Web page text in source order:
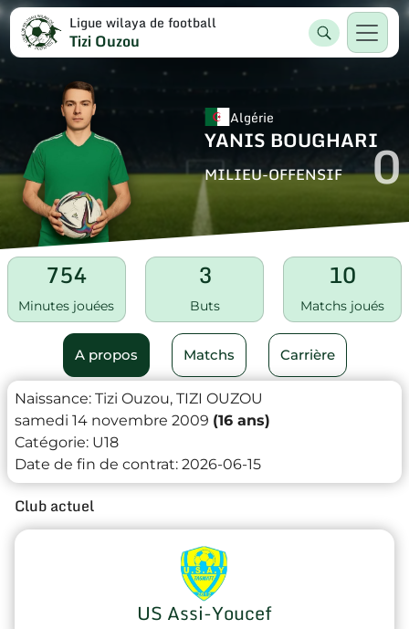
Ligue wilaya de football
Tizi Ouzou
Algérie
YANIS BOUGHARI
MILIEU-OFFENSIF 0
754
Minutes jouées
3
Buts
10
Matchs joués
A propos Matchs Carrière
Naissance: Tizi Ouzou, TIZI OUZOU
samedi 14 novembre 2009 (16 ans)
Catégorie: U18
Date de fin de contrat: 2026-06-15
Club actuel
US Assi-Youcef